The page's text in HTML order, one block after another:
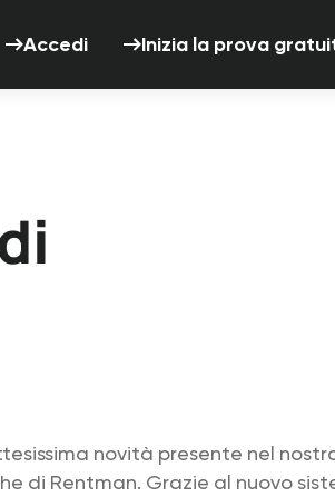
Accedi Inizia la prova
novità presente nel
di Rentman. Grazie al nuovo